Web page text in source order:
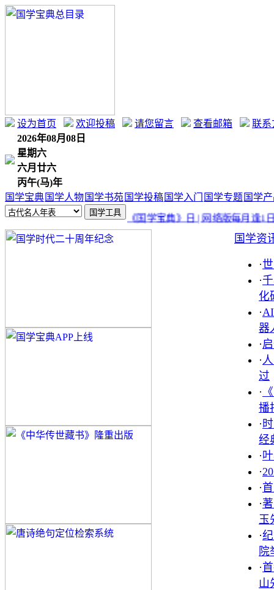
设为首页 欢迎投稿 请您留言 查看邮箱
联系
2026年08月08日
星期六
六月廿六
丙午(马)年
国学宝典 国学人物 国学书苑 国学投稿 国学入门 国学专题 国学
《国学宝典》日 | 网络版每月逢1日
国学资
·
·
化
·
器
·
·
过
·
播
·
经
·
·
·
·
玉
·
院
·
山